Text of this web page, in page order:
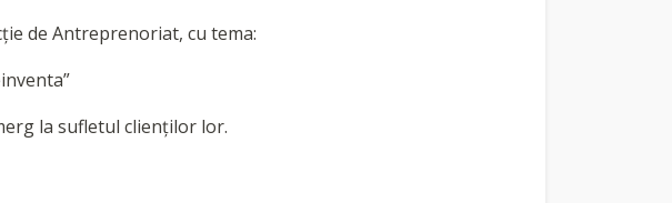
de Antreprenoriat, cu tema:
la sufletul clienților lor.